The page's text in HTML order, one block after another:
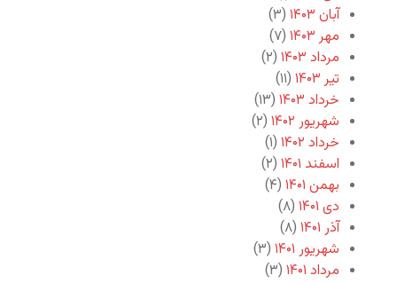
آبان ۱۴۰۳
(۳)
مهر ۱۴۰۳
(۷)
مرداد ۱۴۰۳
(۲)
تیر ۱۴۰۳
(۱۱)
خرداد ۱۴۰۳
(۱۳)
شهریور ۱۴۰۲
(۲)
خرداد ۱۴۰۲
(۱)
اسفند ۱۴۰۱
(۲)
بهمن ۱۴۰۱
(۴)
دی ۱۴۰۱
(۸)
آذر ۱۴۰۱
(۸)
شهریور ۱۴۰۱
(۳)
مرداد ۱۴۰۱
(۳)